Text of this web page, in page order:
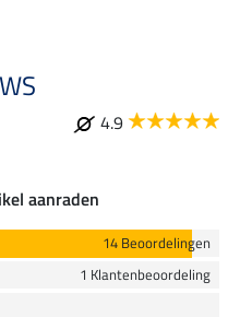
4.9
aanraden
14 Beoordelingen
1 Klantenbeoordeling